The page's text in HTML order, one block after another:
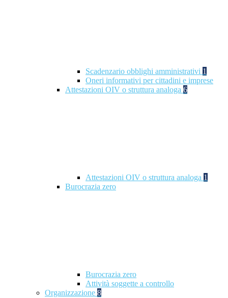
Scadenzario obblighi amministrativi 1
Oneri informativi per cittadini e imprese
Attestazioni OIV o struttura analoga 6
Attestazioni OIV o struttura analoga 1
Burocrazia zero
Burocrazia zero
Attività soggette a controllo
Organizzazione 8